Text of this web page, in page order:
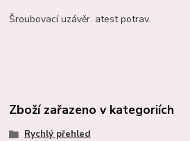
Šroubovací uzávěr. atest potrav.
Zboží zařazeno v kategoriích
Rychlý přehled